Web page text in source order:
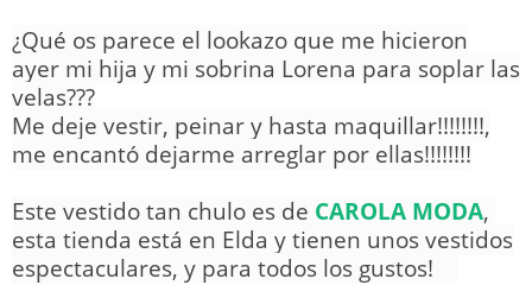
¿Qué os parece el lookazo que me hicieron
ayer mi hija y mi sobrina Lorena para soplar las
velas???
Me deje vestir, peinar y hasta maquillar!!!!!!!!,
me encantó dejarme arreglar por ellas!!!!!!!!
Este vestido tan chulo es de CAROLA MODA,
esta tienda está en Elda y tienen unos vestidos
espectaculares, y para todos los gustos!